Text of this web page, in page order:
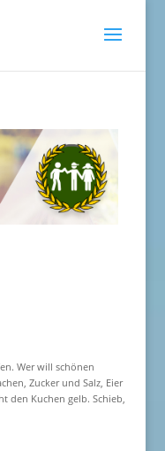
Wer will schönen
Zucker und Salz, Eier
den Kuchen gelb. Schieb,